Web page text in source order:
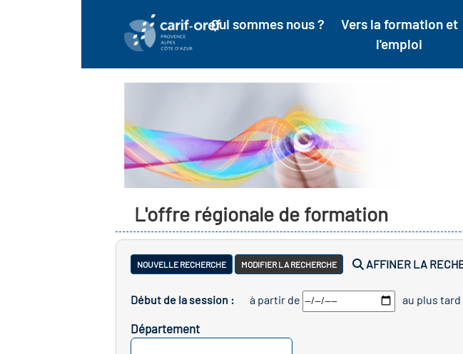
Qui sommes nous ?
Vers la formation et
l'emploi
L'offre régionale de formation
NOUVELLE RECHERCHE MODIFIER LA RECHERCHE AFFINER LA
Début de la session : à partir de au plus tard
Département